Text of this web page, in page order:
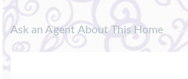
místa ve dvoře domu.
Ask an Agent About This Home